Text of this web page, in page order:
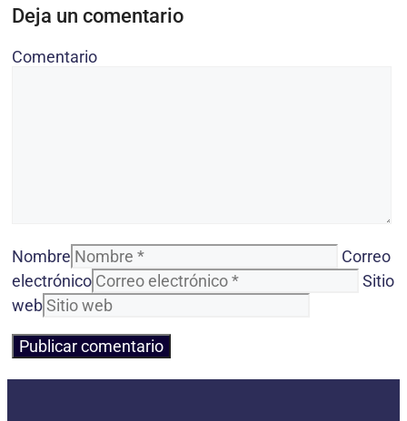
Deja un comentario
Comentario
Nombre
Correo
electrónico
Sitio
web